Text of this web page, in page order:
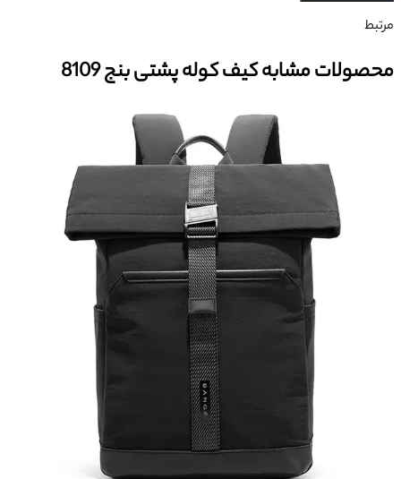
مرتبط
محصولات مشابه کیف کوله پشتی بنج 8109